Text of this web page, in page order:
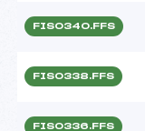
FIS0340.FFS
FIS0338.FFS
FIS0336.FFS